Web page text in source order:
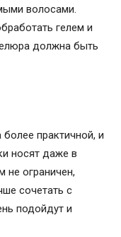
волосами.
гелем и
должна быть
практичной, и
носят даже в
не ограничен,
сочетать с
подойдут и